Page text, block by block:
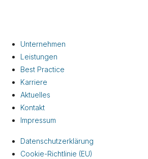
Unternehmen
Leistungen
Best Practice
Karriere
Aktuelles
Kontakt
Impressum
Datenschutzerklärung
Cookie-Richtlinie (EU)